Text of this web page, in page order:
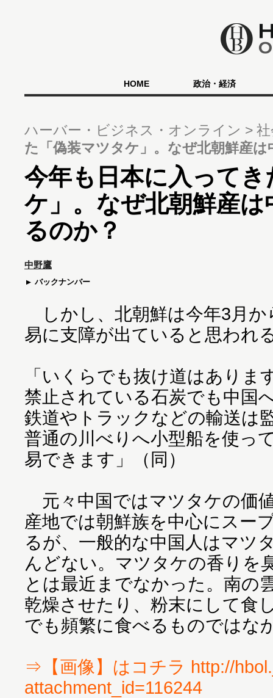
HOME 政治・経済
ハーバー・ビジネス・オンライン
た「偽装マツタケ」。なぜ北朝鮮産
今年も日本に入って
ケ」。なぜ北朝鮮産
るのか？
中野鷹
バックナンバー
しかし、北朝鮮は今年3月か
易に支障が出ていると思わ
「いくらでも抜け道はありま
禁止されている石炭でも中国
鉄道やトラックなどの輸送は
普通の川べりへ小型船を使っ
易できます」（同）
元々中国ではマツタケの価
産地では朝鮮族を中心にスー
るが、一般的な中国人はマツ
んどない。マツタケの香りを
とは最近までなかった。南の
乾燥させたり、粉末にして食
でも頻繁に食べるものではな
⇒【画像】はコチラ http://
attachment_id=116244